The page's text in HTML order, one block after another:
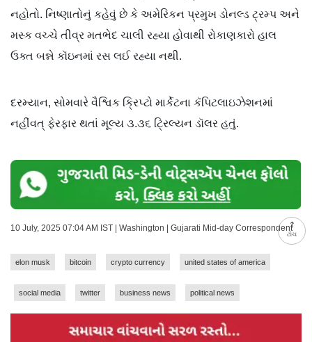
ટોચ
નહોતો. નિષ્ણાતોનું કહેવું છે કે અમેરિકન પ્રમુખ ડોનલ્ડ ટ્રમ્પ અને
મસ્ક વચ્ચે તીવ્ર મતભેદ ચાલી રહ્યા હોવાથી રોકાણકારો હાલ
ઉક્ત બન્ને કૉઇનમાં રસ લઈ રહ્યા નથી.
દરમ્યાન, સોમવારે વૈશ્વિક ક્રિપ્ટો માર્કેટના કૅપિટલાઇઝેશનમાં
નહીંવત્ ફેરફાર થતાં મૂલ્ય ૩.૩૬ ટ્રિલ્યન ડૉલર હતું.
10 July, 2025 07:04 AM IST | Washington | Gujarati Mid-day Correspondent
elon musk bitcoin crypto currency united states of america
social media twitter business news political news